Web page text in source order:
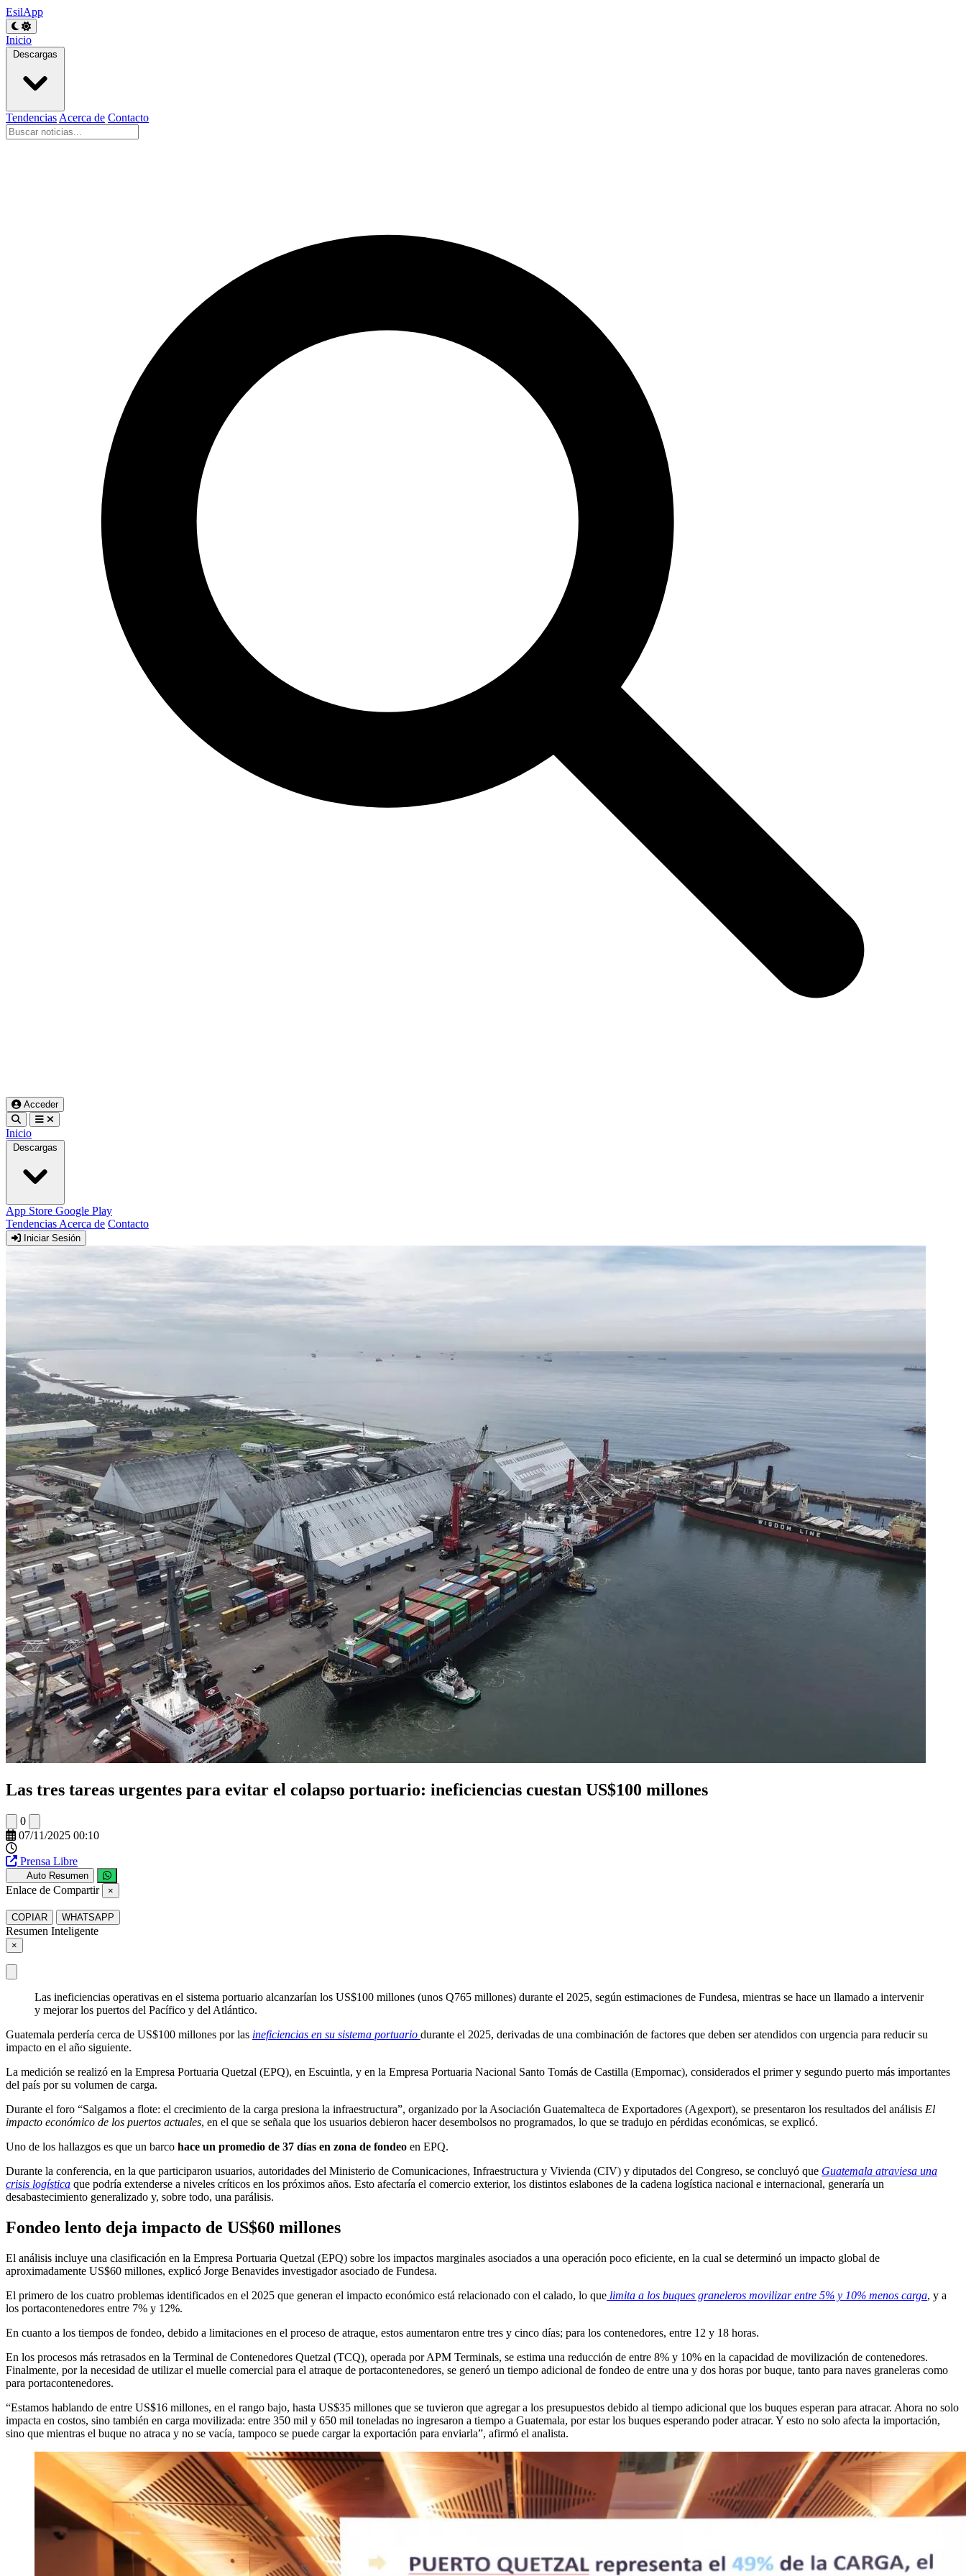
EsilApp
Inicio
Descargas
Tendencias Acerca de Contacto
Acceder
Inicio
Descargas
App Store Google Play
Tendencias Acerca de Contacto
Iniciar Sesión
Las tres tareas urgentes para evitar el colapso portuario: ineficiencias cuestan US$100 millones
0
07/11/2025 00:10
Prensa Libre
Auto Resumen
Enlace de Compartir ×
COPIAR WHATSAPP
Resumen Inteligente
×
Las ineficiencias operativas en el sistema portuario alcanzarían los US$100 millones (unos Q765 millones) durante el 2025, según estimaciones de Fundesa, mientras se hace un llamado a intervenir
y mejorar los puertos del Pacífico y del Atlántico.
Guatemala perdería cerca de US$100 millones por las ineficiencias en su sistema portuario durante el 2025, derivadas de una combinación de factores que deben ser atendidos con urgencia para reducir su
impacto en el año siguiente.
La medición se realizó en la Empresa Portuaria Quetzal (EPQ), en Escuintla, y en la Empresa Portuaria Nacional Santo Tomás de Castilla (Empornac), considerados el primer y segundo puerto más importantes
del país por su volumen de carga.
Durante el foro “Salgamos a flote: el crecimiento de la carga presiona la infraestructura”, organizado por la Asociación Guatemalteca de Exportadores (Agexport), se presentaron los resultados del análisis El
impacto económico de los puertos actuales, en el que se señala que los usuarios debieron hacer desembolsos no programados, lo que se tradujo en pérdidas económicas, se explicó.
Uno de los hallazgos es que un barco hace un promedio de 37 días en zona de fondeo en EPQ.
Durante la conferencia, en la que participaron usuarios, autoridades del Ministerio de Comunicaciones, Infraestructura y Vivienda (CIV) y diputados del Congreso, se concluyó que Guatemala atraviesa una
crisis logística que podría extenderse a niveles críticos en los próximos años. Esto afectaría el comercio exterior, los distintos eslabones de la cadena logística nacional e internacional, generaría un
desabastecimiento generalizado y, sobre todo, una parálisis.
Fondeo lento deja impacto de US$60 millones
El análisis incluye una clasificación en la Empresa Portuaria Quetzal (EPQ) sobre los impactos marginales asociados a una operación poco eficiente, en la cual se determinó un impacto global de
aproximadamente US$60 millones, explicó Jorge Benavides investigador asociado de Fundesa.
El primero de los cuatro problemas identificados en el 2025 que generan el impacto económico está relacionado con el calado, lo que limita a los buques graneleros movilizar entre 5% y 10% menos carga, y a
los portacontenedores entre 7% y 12%.
En cuanto a los tiempos de fondeo, debido a limitaciones en el proceso de atraque, estos aumentaron entre tres y cinco días; para los contenedores, entre 12 y 18 horas.
En los procesos más retrasados en la Terminal de Contenedores Quetzal (TCQ), operada por APM Terminals, se estima una reducción de entre 8% y 10% en la capacidad de movilización de contenedores.
Finalmente, por la necesidad de utilizar el muelle comercial para el atraque de portacontenedores, se generó un tiempo adicional de fondeo de entre una y dos horas por buque, tanto para naves graneleras como
para portacontenedores.
“Estamos hablando de entre US$16 millones, en el rango bajo, hasta US$35 millones que se tuvieron que agregar a los presupuestos debido al tiempo adicional que los buques esperan para atracar. Ahora no solo
impacta en costos, sino también en carga movilizada: entre 350 mil y 650 mil toneladas no ingresaron a tiempo a Guatemala, por estar los buques esperando poder atracar. Y esto no solo afecta la importación,
sino que mientras el buque no atraca y no se vacía, tampoco se puede cargar la exportación para enviarla”, afirmó el analista.